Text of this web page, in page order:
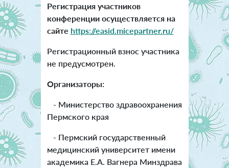
Регистрация участников
конференции осуществляется на
сайте https://easid.micepartner.ru/
Регистрационный взнос участника
не предусмотрен.
Организаторы:
- Министерство здравоохранения
Пермского края
- Пермский государственный
медицинский университет имени
академика Е.А. Вагнера Минздрава